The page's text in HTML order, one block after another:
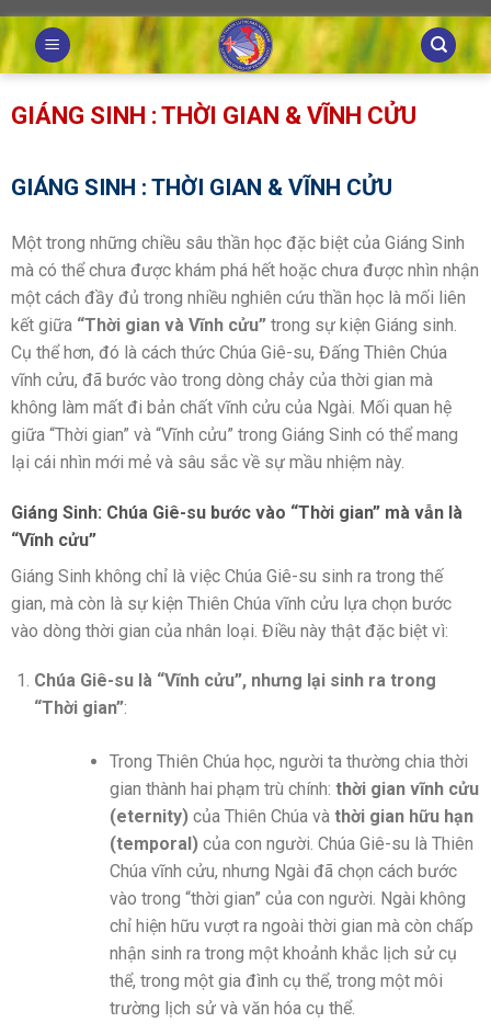
Skip
to
content
GIÁNG SINH : THỜI GIAN & VĨNH CỬU
GIÁNG SINH : THỜI GIAN & VĨNH CỬU
Một trong những chiều sâu thần học đặc biệt của Giáng Sinh
mà có thể chưa được khám phá hết hoặc chưa được nhìn nhận
một cách đầy đủ trong nhiều nghiên cứu thần học là mối liên
kết giữa “Thời gian và Vĩnh cửu” trong sự kiện Giáng sinh.
Cụ thể hơn, đó là cách thức Chúa Giê-su, Đấng Thiên Chúa
vĩnh cửu, đã bước vào trong dòng chảy của thời gian mà
không làm mất đi bản chất vĩnh cửu của Ngài. Mối quan hệ
giữa “Thời gian” và “Vĩnh cửu” trong Giáng Sinh có thể mang
lại cái nhìn mới mẻ và sâu sắc về sự mầu nhiệm này.
Giáng Sinh: Chúa Giê-su bước vào “Thời gian” mà vẫn là
“Vĩnh cửu”
Giáng Sinh không chỉ là việc Chúa Giê-su sinh ra trong thế
gian, mà còn là sự kiện Thiên Chúa vĩnh cửu lựa chọn bước
vào dòng thời gian của nhân loại. Điều này thật đặc biệt vì:
Chúa Giê-su là “Vĩnh cửu”, nhưng lại sinh ra trong
“Thời gian”:
Trong Thiên Chúa học, người ta thường chia thời
gian thành hai phạm trù chính: thời gian vĩnh cửu
(eternity)của Thiên Chúa và thời gian hữu hạn
(temporal)của con người. Chúa Giê-su là Thiên
Chúa vĩnh cửu, nhưng Ngài đã chọn cách bước
vào trong “thời gian” của con người. Ngài không
chỉ hiện hữu vượt ra ngoài thời gian mà còn chấp
nhận sinh ra trong một khoảnh khắc lịch sử cụ
thể, trong một gia đình cụ thể, trong một môi
trường lịch sử và văn hóa cụ thể.